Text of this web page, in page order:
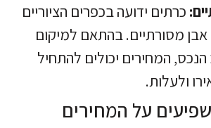
כרתים ידועה בכפרים הציוריים
מסורתיים. בהתאם למיקום
המחירים יכולים להתחיל